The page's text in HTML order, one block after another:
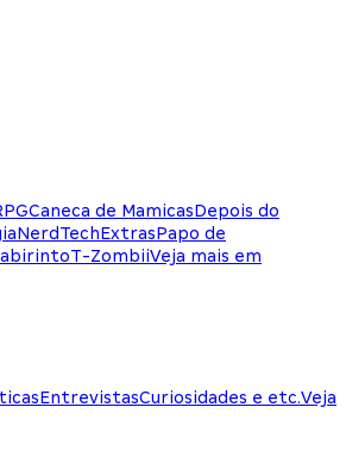
Caneca de MamicasDepois do
NerdTechExtrasPapo de
T-ZombiiVeja mais em
EntrevistasCuriosidades e etc.Veja